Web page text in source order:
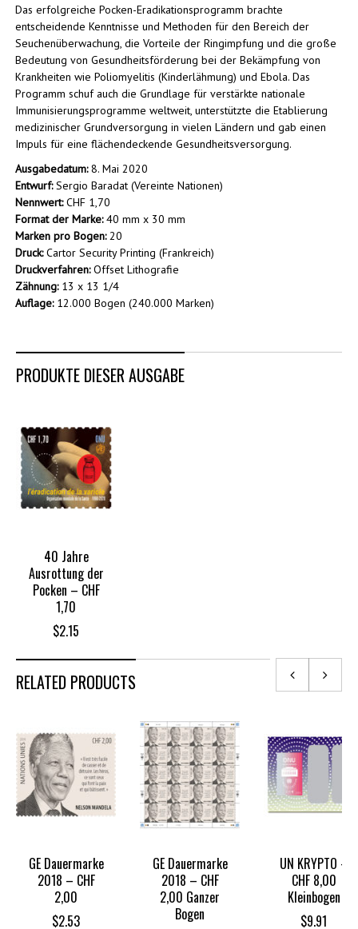
Das erfolgreiche Pocken-Eradikationsprogramm brachte
entscheidende Kenntnisse und Methoden für den Bereich der
Seuchenüberwachung, die Vorteile der Ringimpfung und die große
Bedeutung von Gesundheitsförderung bei der Bekämpfung von
Krankheiten wie Poliomyelitis (Kinderlähmung) und Ebola. Das
Programm schuf auch die Grundlage für verstärkte nationale
Immunisierungsprogramme weltweit, unterstützte die Etablierung
medizinischer Grundversorgung in vielen Ländern und gab einen
Impuls für eine flächendeckende Gesundheitsversorgung.
Ausgabedatum:8. Mai 2020
Entwurf:Sergio Baradat (Vereinte Nationen)
Nennwert:CHF 1,70
Format der Marke:40 mm x 30 mm
Marken pro Bogen:20
Druck:Cartor Security Printing (Frankreich)
Druckverfahren:Offset Lithografie
Zähnung:13 x 13 1/4
Auflage:12.000 Bogen (240.000 Marken)
PRODUKTE DIESER AUSGABE
40 Jahre
Ausrottung der
Pocken – CHF
1,70
$2.15
RELATED PRODUCTS
GE Dauermarke
2018 – CHF
2,00
$2.53
GE Dauermarke
2018 – CHF
2,00 Ganzer
Bogen
UN KRYPTO –
CHF 8,00
Kleinbogen
$9.91